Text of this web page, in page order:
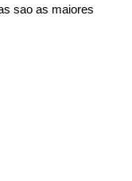
sao as maiores